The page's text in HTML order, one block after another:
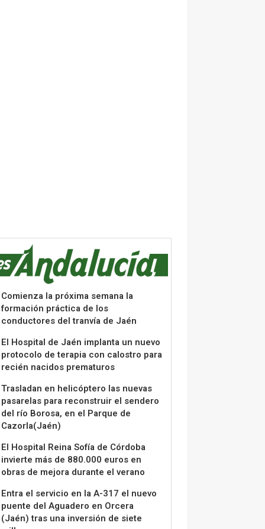
Comienza la próxima semana la
formación práctica de los
conductores del tranvía de Jaén
El Hospital de Jaén implanta un nuevo
protocolo de terapia con calostro para
recién nacidos prematuros
Trasladan en helicóptero las nuevas
pasarelas para reconstruir el sendero
del río Borosa, en el Parque de
Cazorla(Jaén)
El Hospital Reina Sofía de Córdoba
invierte más de 880.000 euros en
obras de mejora durante el verano
Entra el servicio en la A-317 el nuevo
puente del Aguadero en Orcera
(Jaén) tras una inversión de siete